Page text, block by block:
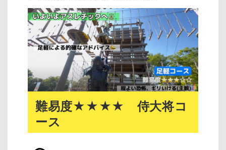
難易度★★★★ 侍大将コ
ース